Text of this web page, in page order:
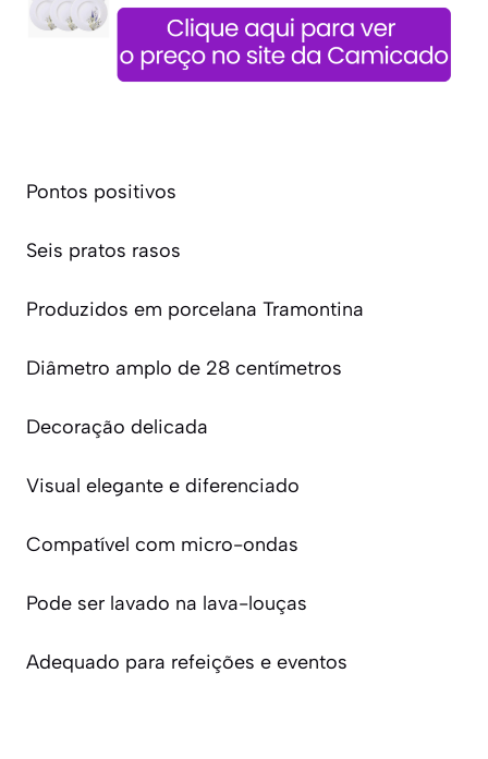
Pontos positivos
Seis pratos rasos
Produzidos em porcelana Tramontina
Diâmetro amplo de 28 centímetros
Decoração delicada
Visual elegante e diferenciado
Compatível com micro-ondas
Pode ser lavado na lava-louças
Adequado para refeições e eventos